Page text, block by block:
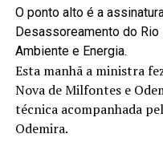
O ponto alto é a
Desassoreamento do
Ambiente e Energia.
Esta manhã a ministra
Nova de Milfontes e
técnica acompanhada
Odemira.